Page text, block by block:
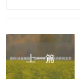
上一篇